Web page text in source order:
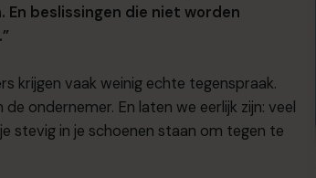
beslissingen die niet worden
krijgen vaak weinig echte tegenspraak.
ondernemer. En laten we eerlijk zijn: veel
stevig in je schoenen staan om tegen te